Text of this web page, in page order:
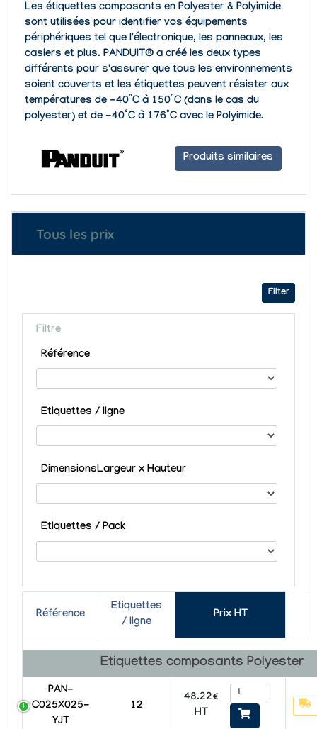
Les étiquettes composants en Polyester & Polyimide
sont utilisées pour identifier vos équipements
périphériques tel que l'électronique, les panneaux, les
casiers et plus. PANDUIT® a créé les deux types
différents pour s'assurer que tous les environnements
soient couverts et les étiquettes peuvent résister aux
températures de -40°C à 150°C (dans le cas du
polyester) et de -40°C à 176°C avec le Polyimide.
Produits similaires
Tous les prix
Filter
Filtre
Référence
Etiquettes / ligne
DimensionsLargeur x Hauteur
Etiquettes / Pack
Référence
Etiquettes
/ ligne
Prix HT
Etiquettes composants Polyester
PAN-
C025X025-
YJT
12
48.22€
HT